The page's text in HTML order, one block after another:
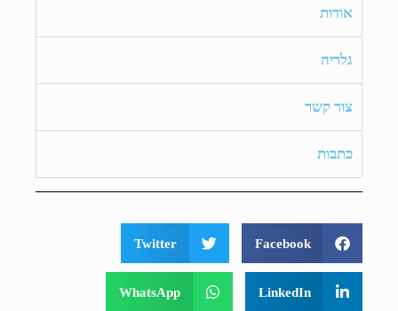
אודות
גלריה
צור קשר
כתבות
Facebook
Twitter
LinkedIn
WhatsApp